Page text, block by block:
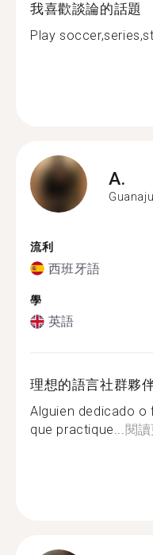
我喜歡談論的話題
Play
A.
流利
西班牙語
學
英語
理想的語言社群夥
Alguien dedicado o
que practique...閱